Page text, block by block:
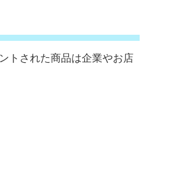
トされた商品は企業やお店